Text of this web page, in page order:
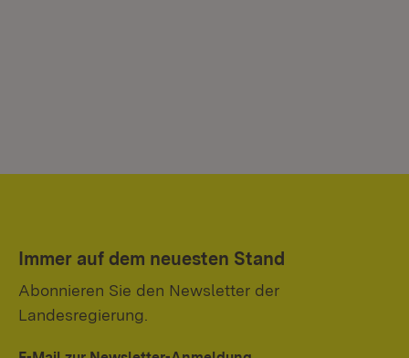
Immer auf dem neuesten Stand
Abonnieren Sie den Newsletter der
Landesregierung.